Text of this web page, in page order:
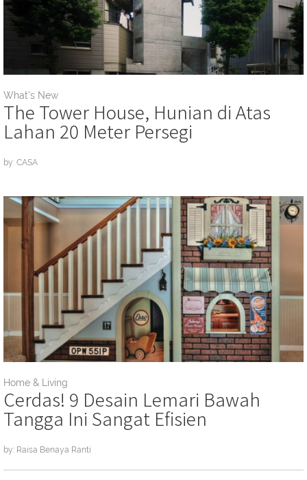
What's New
The Tower House, Hunian di Atas
Lahan 20 Meter Persegi
by: CASA
Home & Living
Cerdas! 9 Desain Lemari Bawah
Tangga Ini Sangat Efisien
by: Raisa Benaya Ranti